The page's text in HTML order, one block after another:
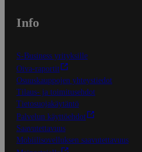
Info
S-Business yrityksille
Oiva-raportit
Osuuskauppojen yhteystiedot
Tilaus- ja toimitusehdot
Tietosuojakäytäntö
Palvelun käyttöehdot
Saavutettavuus
Mobiilisovelluksen saavutettavuus